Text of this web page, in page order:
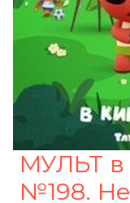
МУЛЬТ в
№198.